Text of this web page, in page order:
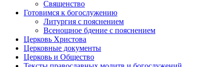
Священство
Готовимся к богослужению
Литургия с пояснением
Всенощное бдение с пояснением
Церковь Христова
Церковные документы
Церковь и Общество